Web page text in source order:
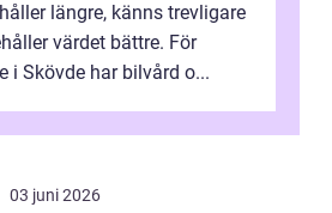
längre, känns trevligare
värdet bättre. För
i Skövde har bilvård o...
03 juni 2026